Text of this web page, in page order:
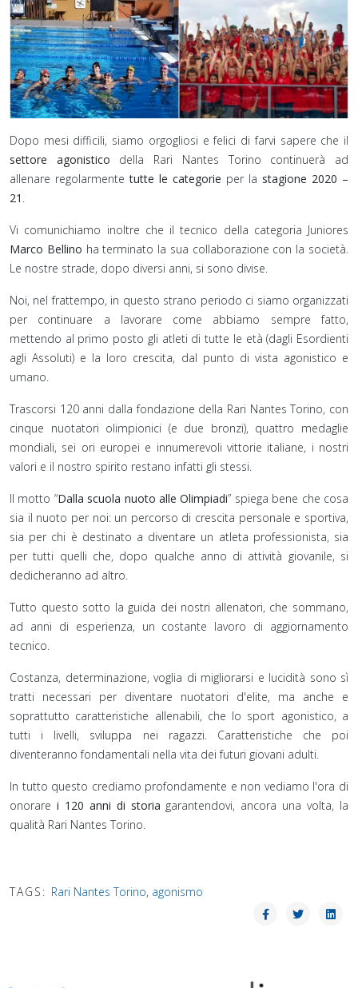
Dopo mesi difficili, siamo orgogliosi e felici di farvi sapere che il
settore agonistico della Rari Nantes Torino continuerà ad
allenare regolarmentetutte le categorie per la stagione 2020 –
21 .
Vi comunichiamo inoltre che il tecnico della categoria Juniores
Marco Bellino ha terminato la sua collaborazione con la società.
Le nostre strade, dopo diversi anni, si sono divise.
Noi, nel frattempo, in questo strano periodo ci siamo organizzati
per continuare a lavorare come abbiamo sempre fatto,
mettendo al primo posto gli atleti di tutte le età (dagli Esordienti
agli Assoluti) e la loro crescita, dal punto di vista agonistico e
umano.
Trascorsi 120 anni dalla fondazione della Rari Nantes Torino, con
cinque nuotatori olimpionici (e due bronzi), quattro medaglie
mondiali, sei ori europei e innumerevoli vittorie italiane, i nostri
valori e il nostro spirito restano infatti gli stessi.
Il motto “Dalla scuola nuoto alle Olimpiadi” spiega bene che cosa
sia il nuoto per noi: un percorso di crescita personale e sportiva,
sia per chi è destinato a diventare un atleta professionista, sia
per tutti quelli che, dopo qualche anno di attività giovanile, si
dedicheranno ad altro.
Tutto questo sotto la guida dei nostri allenatori, che sommano,
ad anni di esperienza, un costante lavoro di aggiornamento
tecnico.
Costanza, determinazione, voglia di migliorarsi e lucidità sono sì
tratti necessari per diventare nuotatori d'elite, ma anche e
soprattutto caratteristiche allenabili, che lo sport agonistico, a
tutti i livelli, sviluppa nei ragazzi. Caratteristiche che poi
diventeranno fondamentali nella vita dei futuri giovani adulti.
In tutto questo crediamo profondamente e non vediamo l'ora di
onorare i 120 anni di storia garantendovi, ancora una volta, la
qualità Rari Nantes Torino.
TAGS: Rari Nantes Torino, agonismo